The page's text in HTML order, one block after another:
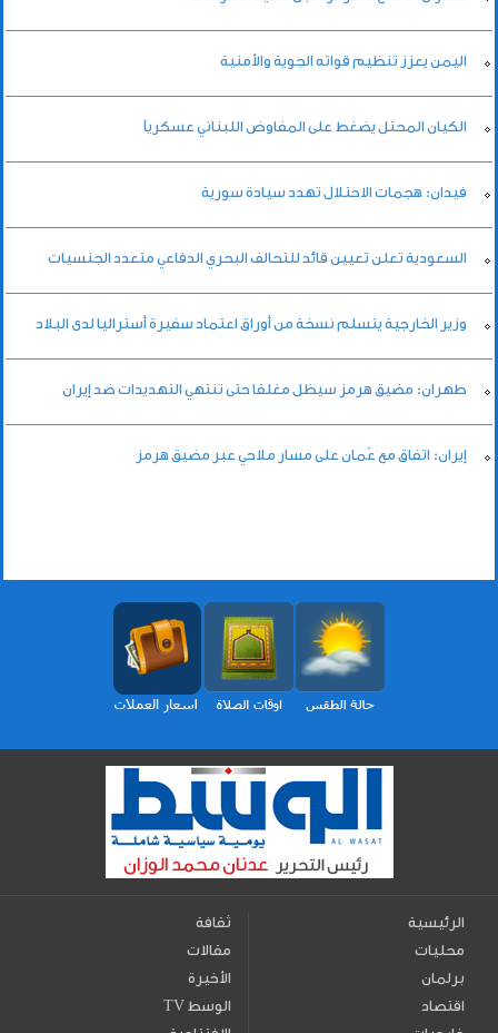
اليمن يعزز تنظيم قواته الجوية والأمنية
الكيان المحتل يضغط على المفاوض اللبناني عسكرياً
فيدان: هجمات الاحتلال تهدد سيادة سورية
السعودية تعلن تعيين قائد للتحالف البحري الدفاعي متعدد الجنسيات
وزير الخارجية يتسلم نسخة من أوراق اعتماد سفيرة أستراليا لدى البلاد
طهران: مضيق هرمز سيظل مغلقا حتى تنتهي التهديدات ضد إيران
إيران: اتفاق مع عُمان على مسار ملاحي عبر مضيق هرمز
الرئيسية
محليات
برلمان
اقتصاد
ثقافة
مقالات
الأخيرة
TV الوسط